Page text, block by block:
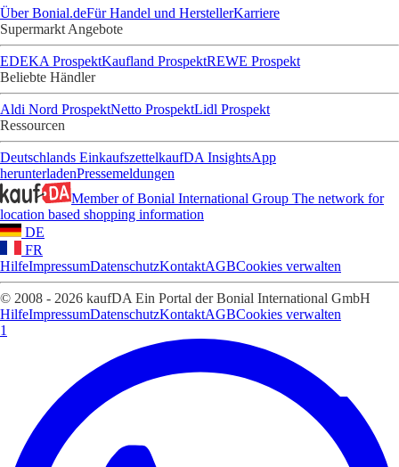
Über Bonial.deFür Handel und HerstellerKarriere
Supermarkt Angebote
EDEKA ProspektKaufland ProspektREWE Prospekt
Beliebte Händler
Aldi Nord ProspektNetto ProspektLidl Prospekt
Ressourcen
Deutschlands EinkaufszettelkaufDA InsightsApp
herunterladenPressemeldungen
Member of Bonial International Group The network for
location based shopping information
DE
FR
HilfeImpressumDatenschutzKontaktAGBCookies verwalten
© 2008 - 2026 kaufDA Ein Portal der Bonial International GmbH
HilfeImpressumDatenschutzKontaktAGBCookies verwalten
1